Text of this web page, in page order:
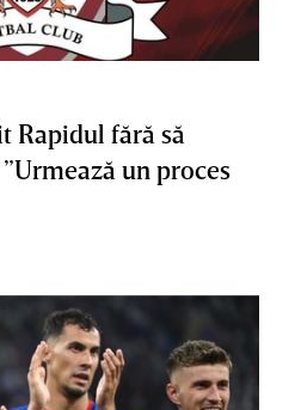
Rapidul fără să
un proces